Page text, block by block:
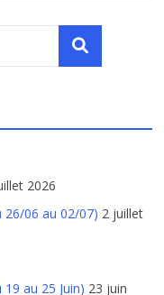
2026
26/06 au 02/07) 2 juillet
au 25 Juin) 23 juin